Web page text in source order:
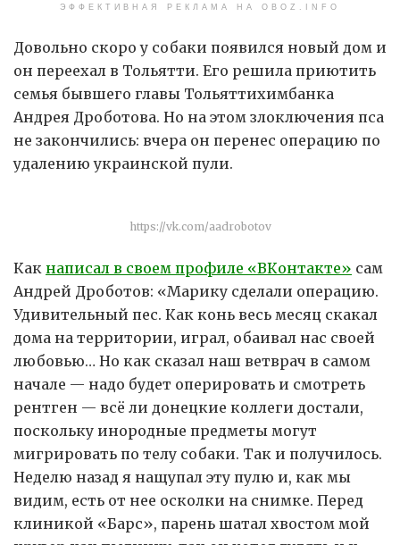
ЭФФЕКТИВНАЯ РЕКЛАМА НА OBOZ.INFO
Довольно скоро у собаки появился новый дом и
он переехал в Тольятти. Его решила приютить
семья бывшего главы Тольяттихимбанка
Андрея Дроботова. Но на этом злоключения пса
не закончились: вчера он перенес операцию по
удалению украинской пули.
https://vk.com/aadrobotov
Как написал в своем профиле «ВКонтакте» сам
Андрей Дроботов: «Марику сделали операцию.
Удивительный пес. Как конь весь месяц скакал
дома на территории, играл, обаивал нас своей
любовью… Но как сказал наш ветврач в самом
начале — надо будет оперировать и смотреть
рентген — всё ли донецкие коллеги достали,
поскольку инородные предметы могут
мигрировать по телу собаки. Так и получилось.
Неделю назад я нащупал эту пулю и, как мы
видим, есть от нее осколки на снимке. Перед
клиникой «Барс», парень шатал хвостом мой